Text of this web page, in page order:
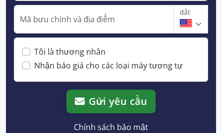
Mã bưu chính và địa điểm
đất
Tôi là thương nhân
Nhận báo giá cho các loại máy tương tự
Gửi yêu cầu
Chính sách bảo mật